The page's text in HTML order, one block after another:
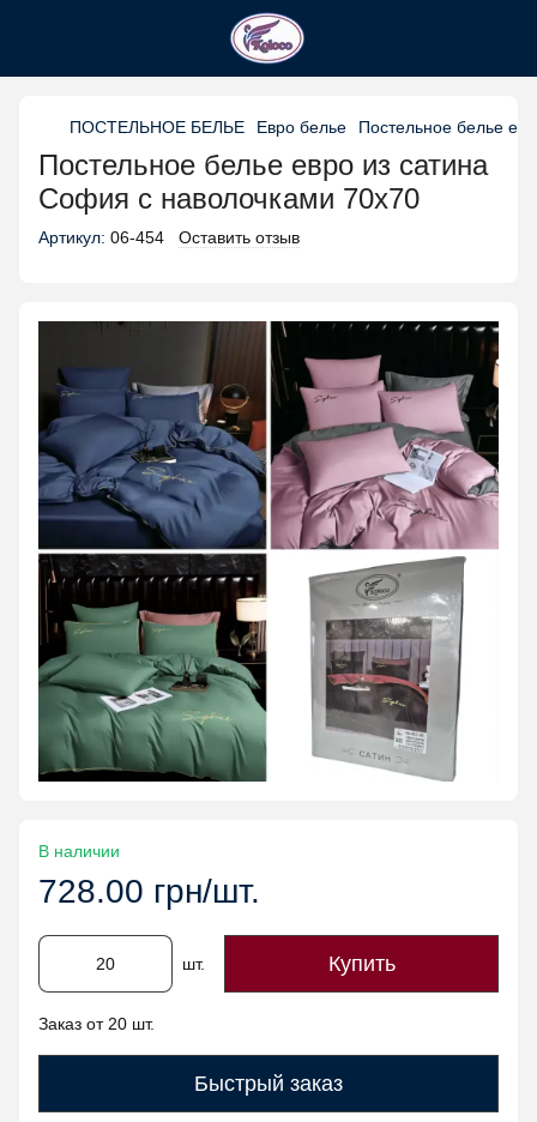
ПОСТЕЛЬНОЕ БЕЛЬЕ Евро белье Постельное белье
Постельное белье евро из сатина
София с наволочками 70х70
Артикул: 06-454 Оставить отзыв
В наличии
728.00 грн/шт.
шт. Купить
Заказ от 20 шт.
Быстрый заказ